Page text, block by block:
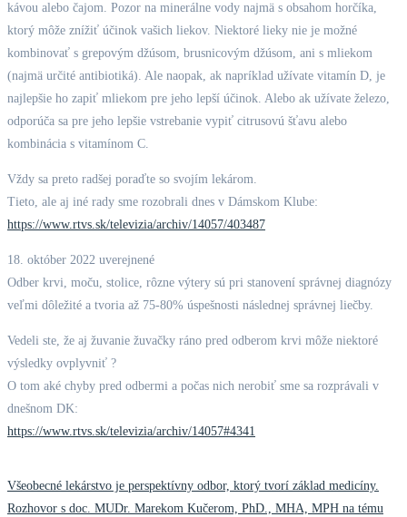
kávou alebo čajom. Pozor na minerálne vody najmä s obsahom horčíka,
ktorý môže znížiť účinok vašich liekov. Niektoré lieky nie je možné
kombinovať s grepovým džúsom, brusnicovým džúsom, ani s mliekom
(najmä určité antibiotiká). Ale naopak, ak napríklad užívate vitamín D, je
najlepšie ho zapiť mliekom pre jeho lepší účinok. Alebo ak užívate železo,
odporúča sa pre jeho lepšie vstrebanie vypiť citrusovú šťavu alebo
kombinácia s vitamínom C.
Vždy sa preto radšej poraďte so svojím lekárom.
Tieto, ale aj iné rady sme rozobrali dnes v Dámskom Klube:
https://www.rtvs.sk/televizia/archiv/14057/403487
18. október 2022 uverejnené
Odber krvi, moču, stolice, rôzne výtery sú pri stanovení správnej diagnózy
veľmi dôležité a tvoria až 75-80% úspešnosti následnej správnej liečby.
Vedeli ste, že aj žuvanie žuvačky ráno pred odberom krvi môže niektoré
výsledky ovplyvniť ?
O tom aké chyby pred odbermi a počas nich nerobiť sme sa rozprávali v
dnešnom DK:
https://www.rtvs.sk/televizia/archiv/14057#4341
Post
Všeobecné lekárstvo je perspektívny odbor, ktorý tvorí základ medicíny.
Rozhovor s doc. MUDr. Marekom Kučerom, PhD., MHA, MPH na tému